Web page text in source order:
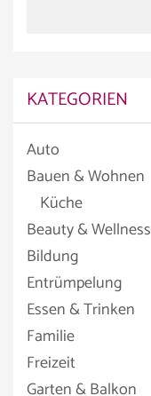
KATEGORIEN
Auto
Bauen & Wohnen
Küche
Beauty & Wellness
Bildung
Entrümpelung
Essen & Trinken
Familie
Freizeit
Garten & Balkon